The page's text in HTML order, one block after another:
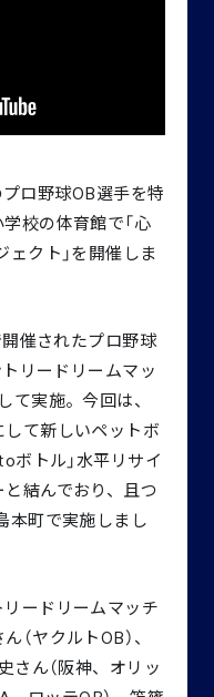
ロ野球OB選手を特
校の体育館で「心
クト」を開催しま
催されたプロ野球
リードリームマッ
て実施。今回は、
て新しいペットボ
ボトル」水平リサイ
結んでおり、且つ
本町で実施しまし
ードリームマッチ
（ヤクルトOB）、
さん（阪神、オリッ